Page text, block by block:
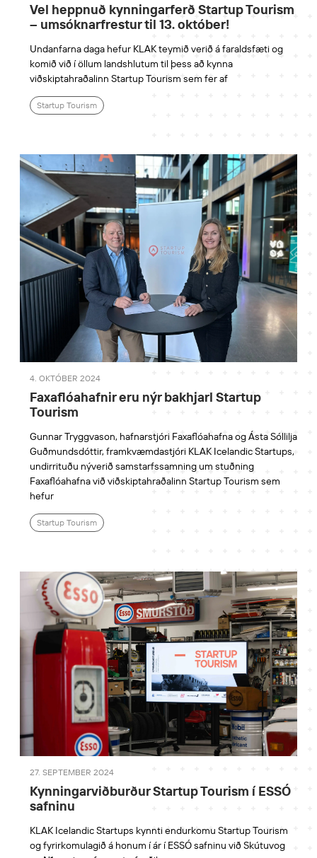
Vel heppnuð kynningarferð Startup Tourism
– umsóknarfrestur til 13. október!
Undanfarna daga hefur KLAK teymið verið á faraldsfæti og
komið við í öllum landshlutum til þess að kynna
viðskiptahraðalinn Startup Tourism sem fer af
Startup Tourism
4. OKTÓBER 2024
Faxaflóahafnir eru nýr bakhjarl Startup
Tourism
Gunnar Tryggvason, hafnarstjóri Faxaflóahafna og Ásta Sóllilja
Guðmundsdóttir, framkvæmdastjóri KLAK Icelandic Startups,
undirrituðu nýverið samstarfssamning um stuðning
Faxaflóahafna við viðskiptahraðalinn Startup Tourism sem
hefur
Startup Tourism
27. SEPTEMBER 2024
Kynningarviðburður Startup Tourism í ESSÓ
safninu
KLAK Icelandic Startups kynnti endurkomu Startup Tourism
og fyrirkomulagið á honum í ár í ESSÓ safninu við Skútuvog